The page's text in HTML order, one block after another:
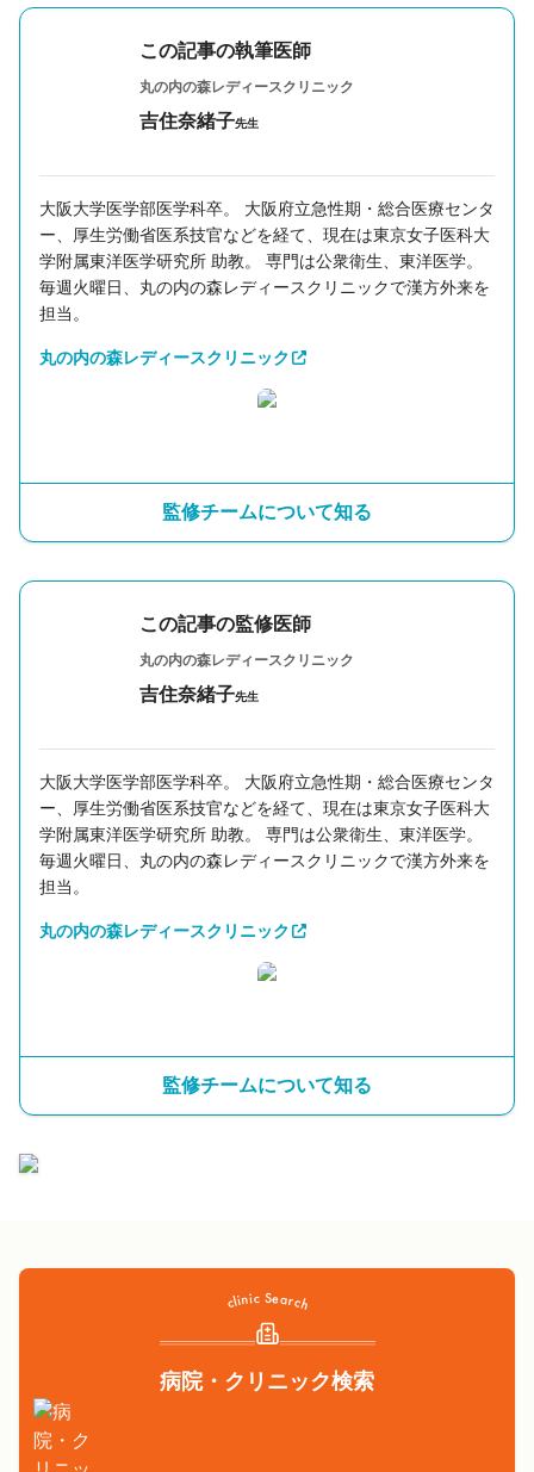
この記事の執筆医師
丸の内の森レディースクリニック
吉住奈緒子先生
大阪大学医学部医学科卒。 大阪府立急性期・総合医療センタ
ー、厚生労働省医系技官などを経て、現在は東京女子医科大
学附属東洋医学研究所 助教。 専門は公衆衛生、東洋医学。
毎週火曜日、丸の内の森レディースクリニックで漢方外来を
担当。
丸の内の森レディースクリニック
監修チームについて知る
この記事の監修医師
丸の内の森レディースクリニック
吉住奈緒子先生
大阪大学医学部医学科卒。 大阪府立急性期・総合医療センタ
ー、厚生労働省医系技官などを経て、現在は東京女子医科大
学附属東洋医学研究所 助教。 専門は公衆衛生、東洋医学。
毎週火曜日、丸の内の森レディースクリニックで漢方外来を
担当。
丸の内の森レディースクリニック
監修チームについて知る
病院・クリニック検索